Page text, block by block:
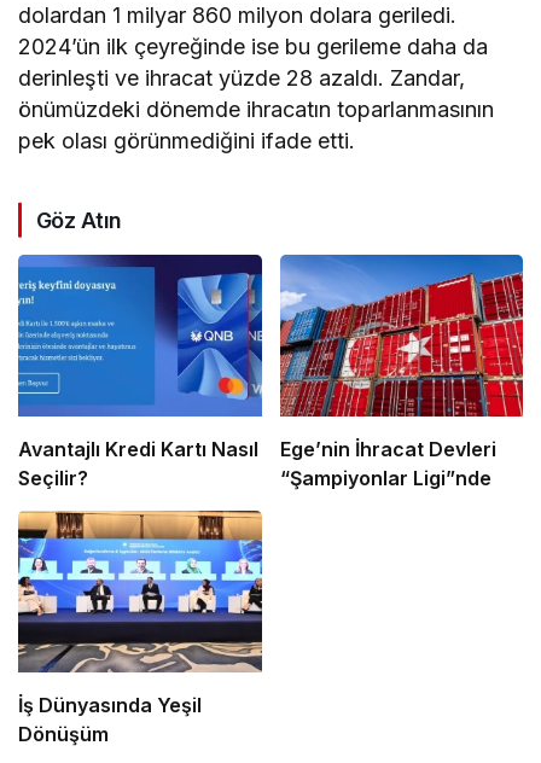
dolardan 1 milyar 860 milyon dolara geriledi.
2024’ün ilk çeyreğinde ise bu gerileme daha da
derinleşti ve ihracat yüzde 28 azaldı. Zandar,
önümüzdeki dönemde ihracatın toparlanmasının
pek olası görünmediğini ifade etti.
Göz Atın
Avantajlı Kredi Kartı Nasıl
Seçilir?
Ege’nin İhracat Devleri
“Şampiyonlar Ligi”nde
İş Dünyasında Yeşil
Dönüşüm